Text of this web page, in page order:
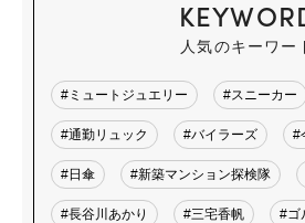
人気のキーワー
#ミュートジュエリー #スニーカー
#通勤リュック #バイラーズ #
#日傘 #新築マンション探検隊
#長谷川あかり #三宅香帆 #ゴ